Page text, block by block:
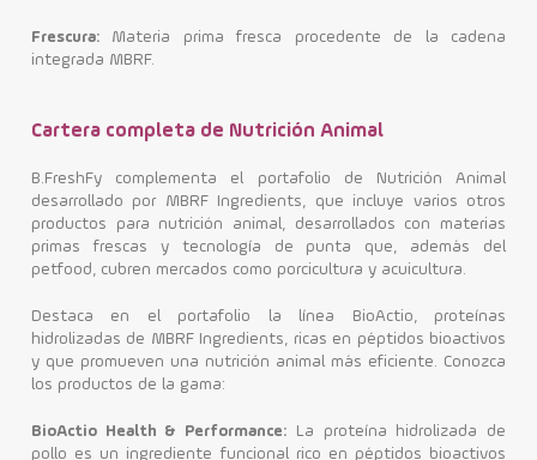
Frescura: Materia prima fresca procedente de la cadena
integrada MBRF.
Cartera completa de Nutrición Animal
B.FreshFy complementa el portafolio de Nutrición Animal
desarrollado por MBRF Ingredients, que incluye varios otros
productos para nutrición animal, desarrollados con materias
primas frescas y tecnología de punta que, además del
petfood, cubren mercados como porcicultura y acuicultura.
Destaca en el portafolio la línea BioActio, proteínas
hidrolizadas de MBRF Ingredients, ricas en péptidos bioactivos
y que promueven una nutrición animal más eficiente. Conozca
los productos de la gama:
BioActio Health & Performance: La proteína hidrolizada de
pollo es un ingrediente funcional rico en péptidos bioactivos